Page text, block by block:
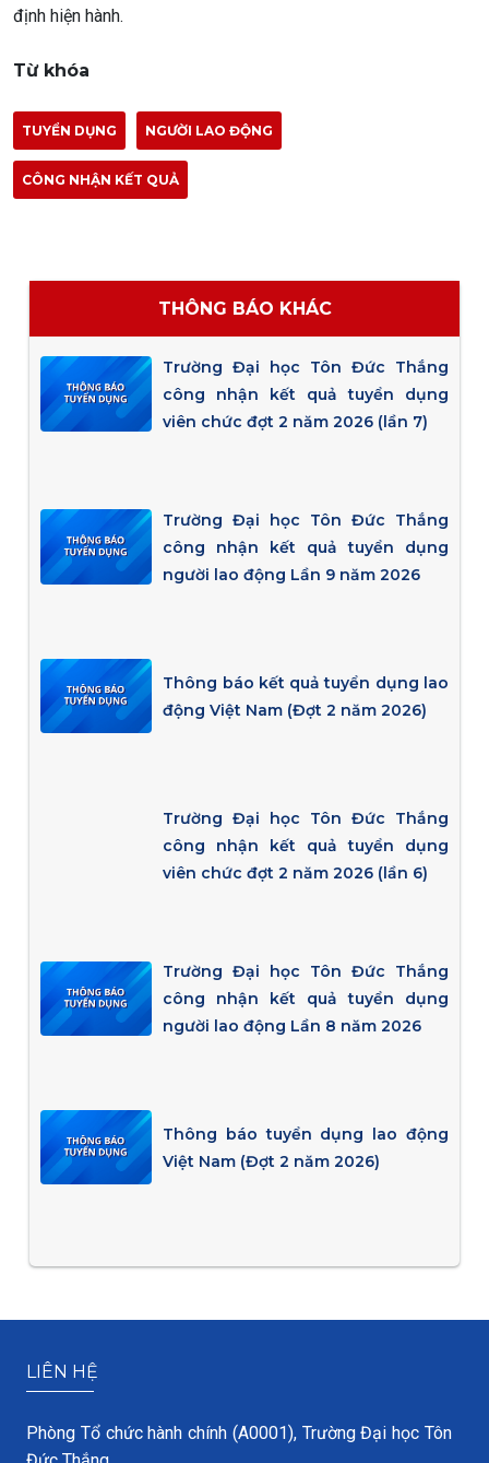
định hiện hành.
Từ khóa
TUYỂN DỤNG NGƯỜI LAO ĐỘNG
CÔNG NHẬN KẾT QUẢ
THÔNG BÁO KHÁC
Trường Đại học Tôn Đức Thắng
công nhận kết quả tuyển dụng
viên chức đợt 2 năm 2026 (lần 7)
Trường Đại học Tôn Đức Thắng
công nhận kết quả tuyển dụng
người lao động Lần 9 năm 2026
Thông báo kết quả tuyển dụng lao
động Việt Nam (Đợt 2 năm 2026)
Trường Đại học Tôn Đức Thắng
công nhận kết quả tuyển dụng
viên chức đợt 2 năm 2026 (lần 6)
Trường Đại học Tôn Đức Thắng
công nhận kết quả tuyển dụng
người lao động Lần 8 năm 2026
Thông báo tuyển dụng lao động
Việt Nam (Đợt 2 năm 2026)
LIÊN HỆ
Phòng Tổ chức hành chính (A0001), Trường Đại học Tôn